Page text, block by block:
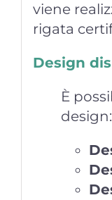
viene
rigata
Design
È
design: